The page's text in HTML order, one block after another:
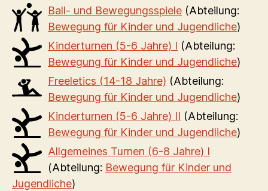
Ball- und Bewegungsspiele (Abteilung:
Bewegung für Kinder und Jugendliche)
Kinderturnen (5-6 Jahre) I (Abteilung:
Bewegung für Kinder und Jugendliche)
Freeletics (14-18 Jahre) (Abteilung:
Bewegung für Kinder und Jugendliche)
Kinderturnen (5-6 Jahre) II (Abteilung:
Bewegung für Kinder und Jugendliche)
Allgemeines Turnen (6-8 Jahre) I
(Abteilung: Bewegung für Kinder und
Jugendliche)